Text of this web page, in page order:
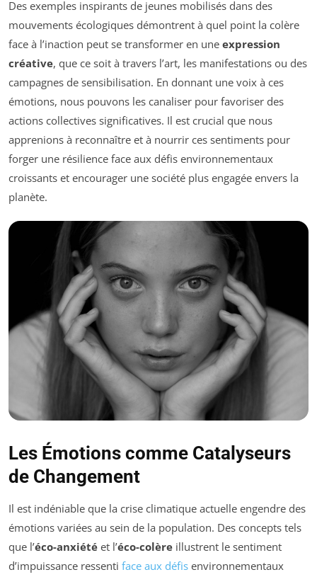
Des exemples inspirants de jeunes mobilisés dans des
mouvements écologiques démontrent à quel point la colère
face à l’inaction peut se transformer en une expression
créative, que ce soit à travers l’art, les manifestations ou des
campagnes de sensibilisation. En donnant une voix à ces
émotions, nous pouvons les canaliser pour favoriser des
actions collectives significatives. Il est crucial que nous
apprenions à reconnaître et à nourrir ces sentiments pour
forger une résilience face aux défis environnementaux
croissants et encourager une société plus engagée envers la
planète.
Les Émotions comme Catalyseurs
de Changement
Il est indéniable que la crise climatique actuelle engendre des
émotions variées au sein de la population. Des concepts tels
que l’éco-anxiété et l’éco-colère illustrent le sentiment
d’impuissance ressenti face aux défis environnementaux